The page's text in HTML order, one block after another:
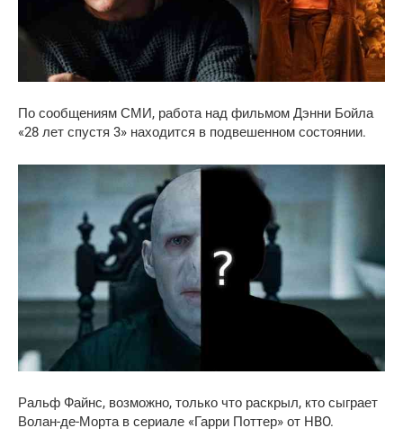
По сообщениям СМИ, работа над фильмом Дэнни Бойла
«28 лет спустя 3» находится в подвешенном состоянии.
Ральф Файнс, возможно, только что раскрыл, кто сыграет
Волан-де-Морта в сериале «Гарри Поттер» от HBO.